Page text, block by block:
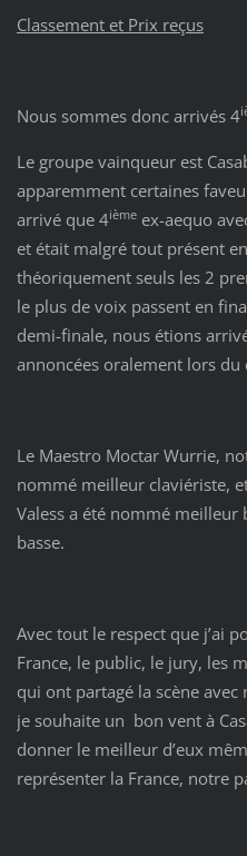
Classement et Prix reçus
Nous sommes donc arrivés 4
Le groupe vainqueur est
apparemment certaines
arrivé que 4ièmeex-aequo
et était malgré tout présent
théoriquement seuls les 2
le plus de voix passent en
demi-finale, nous étions
annoncées oralement lors
Le Maestro Moctar Wurrie,
nommé meilleur claviériste,
Valess a été nommé meilleur
basse.
Avec tout le respect que j’ai
France, le public, le jury, les
qui ont partagé la scène
je souhaite un bon vent à
donner le meilleur d’eux
représenter la France, notre